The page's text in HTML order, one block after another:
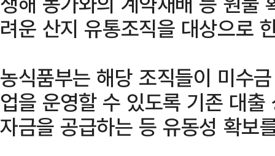
려운 산지 유통조직을 대상으로
농식품부는 해당 조직들이 미수
업을 운영할 수 있도록 기존 대
자금을 공급하는 등 유동성 확보